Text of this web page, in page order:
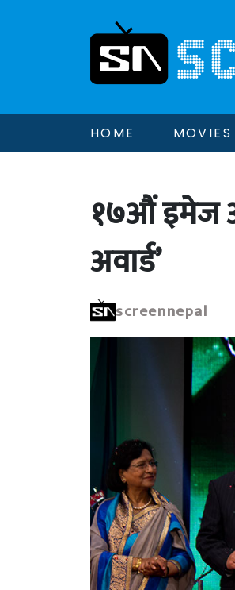
HOME MOVIES
१७औं इमेज
अवार्ड’
screennepal